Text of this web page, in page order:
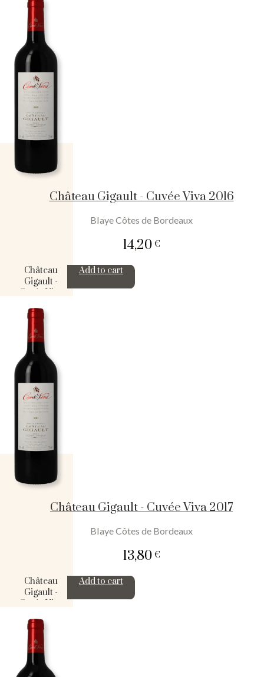
Château Gigault - Cuvée Viva 2016
Blaye Côtes de Bordeaux
14,20€
Château
Gigault -
quantity
Add to cart
Château Gigault - Cuvée Viva 2017
Blaye Côtes de Bordeaux
13,80€
Château
Gigault -
quantity
Add to cart